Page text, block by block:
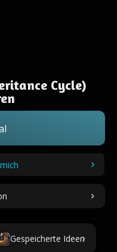
Cycle)
Gespeicherte Ideen